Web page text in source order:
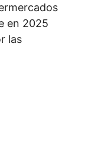
en 2025
las